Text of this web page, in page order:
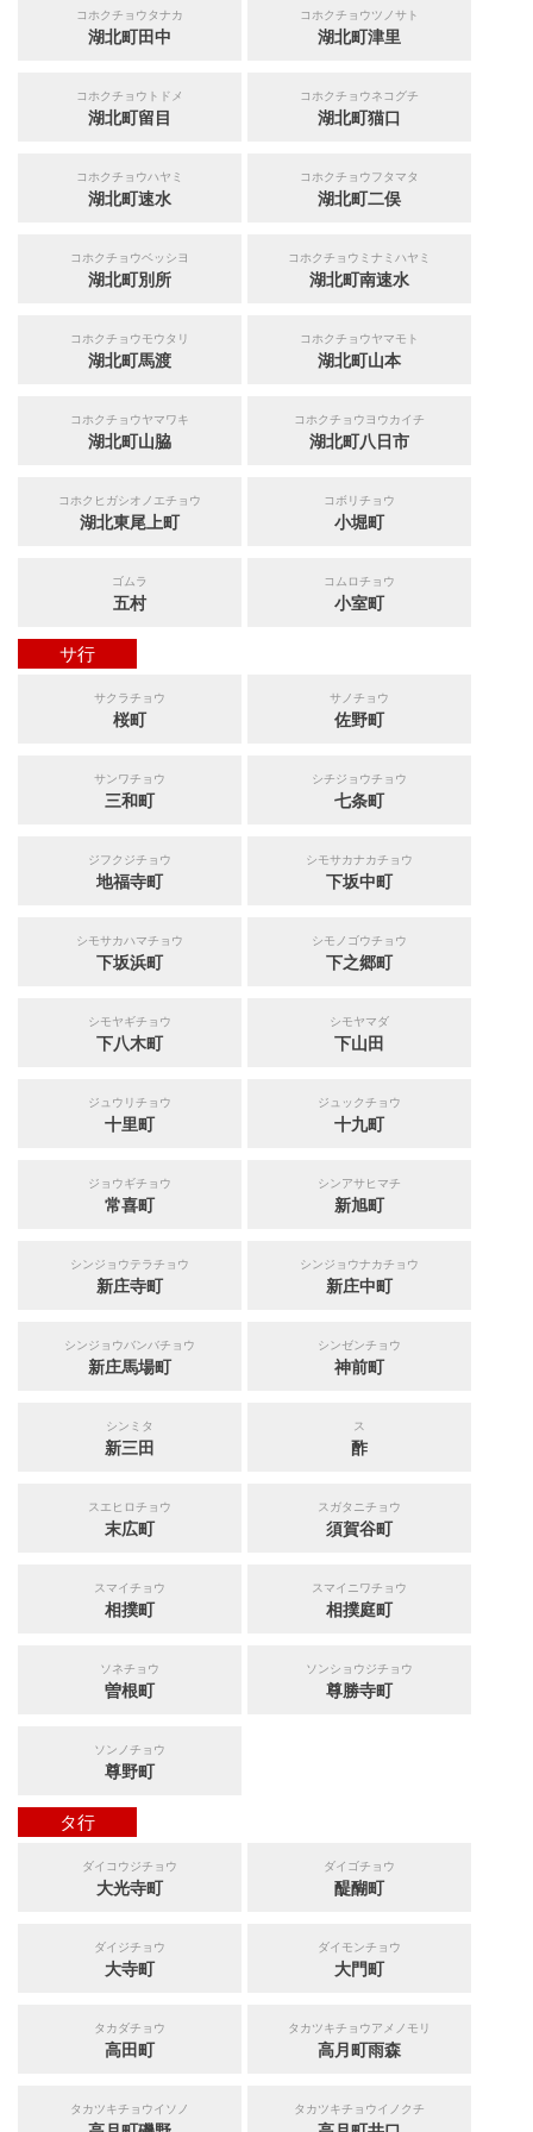
コホクチョウタナカ
湖北町田中
コホクチョウツノサト
湖北町津里
コホクチョウトドメ
湖北町留目
コホクチョウネコグチ
湖北町猫口
コホクチョウハヤミ
湖北町速水
コホクチョウフタマタ
湖北町二俣
コホクチョウベッシヨ
湖北町別所
コホクチョウミナミハヤミ
湖北町南速水
コホクチョウモウタリ
湖北町馬渡
コホクチョウヤマモト
湖北町山本
コホクチョウヤマワキ
湖北町山脇
コホクチョウヨウカイチ
湖北町八日市
コホクヒガシオノエチョウ
湖北東尾上町
コボリチョウ
小堀町
ゴムラ
五村
コムロチョウ
小室町
サ行
サクラチョウ
桜町
サノチョウ
佐野町
サンワチョウ
三和町
シチジョウチョウ
七条町
ジフクジチョウ
地福寺町
シモサカナカチョウ
下坂中町
シモサカハマチョウ
下坂浜町
シモノゴウチョウ
下之郷町
シモヤギチョウ
下八木町
シモヤマダ
下山田
ジュウリチョウ
十里町
ジュックチョウ
十九町
ジョウギチョウ
常喜町
シンアサヒマチ
新旭町
シンジョウテラチョウ
新庄寺町
シンジョウナカチョウ
新庄中町
シンジョウバンバチョウ
新庄馬場町
シンゼンチョウ
神前町
シンミタ
新三田
ス
酢
スエヒロチョウ
末広町
スガタニチョウ
須賀谷町
スマイチョウ
相撲町
スマイニワチョウ
相撲庭町
ソネチョウ
曽根町
ソンショウジチョウ
尊勝寺町
ソンノチョウ
尊野町
タ行
ダイコウジチョウ
大光寺町
ダイゴチョウ
醍醐町
ダイジチョウ
大寺町
ダイモンチョウ
大門町
タカダチョウ
高田町
タカツキチョウアメノモリ
高月町雨森
タカツキチョウイソノ タカツキチョウイノクチ